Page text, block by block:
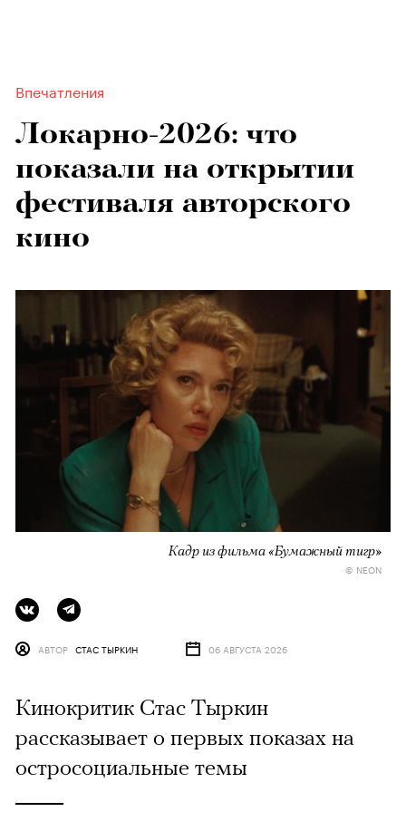
Впечатления
Локарно-2026: что
показали на открытии
фестиваля авторского
кино
Кадр из фильма «Бумажный тигр»
© NEON
АВТОР СТАС ТЫРКИН 06 АВГУСТА 2026
Кинокритик Стас Тыркин
рассказывает о первых показах на
остросоциальные темы